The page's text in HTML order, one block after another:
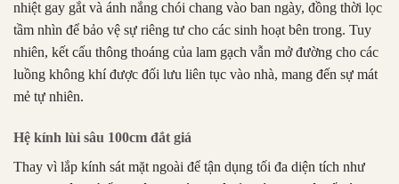
nhiệt gay gắt và ánh nắng chói chang vào ban ngày, đồng thời lọc
tầm nhìn để bảo vệ sự riêng tư cho các sinh hoạt bên trong. Tuy
nhiên, kết cấu thông thoáng của lam gạch vẫn mở đường cho các
luồng không khí được đối lưu liên tục vào nhà, mang đến sự mát
mẻ tự nhiên.
Hệ kính lùi sâu 100cm đắt giá
Thay vì lắp kính sát mặt ngoài để tận dụng tối đa diện tích như